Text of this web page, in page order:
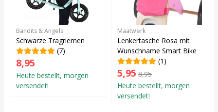
Bandits & Angels
Schwarze Tragriemen
(7)
8,95
Heute bestellt, morgen
versendet!
Maatwerk
Lenkertasche Rosa mit
Wunschname Smart Bike
(1)
5,95 8,95
Heute bestellt, morgen
versendet!